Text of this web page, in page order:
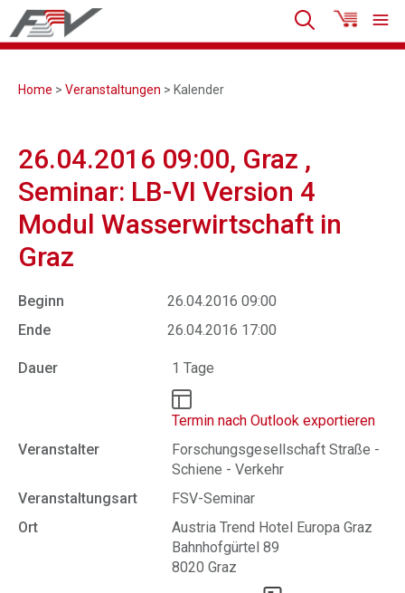
Home > Veranstaltungen > Kalender
26.04.2016 09:00, Graz ,
Seminar: LB-VI Version 4
Modul Wasserwirtschaft in
Graz
Beginn
26.04.2016 09:00
Ende
26.04.2016 17:00
Dauer 1 Tage
Termin nach Outlook exportieren
Veranstalter
Forschungsgesellschaft Straße -
Schiene - Verkehr
Veranstaltungsart
FSV-Seminar
Ort
Austria Trend Hotel Europa Graz
Bahnhofgürtel 89
8020 Graz